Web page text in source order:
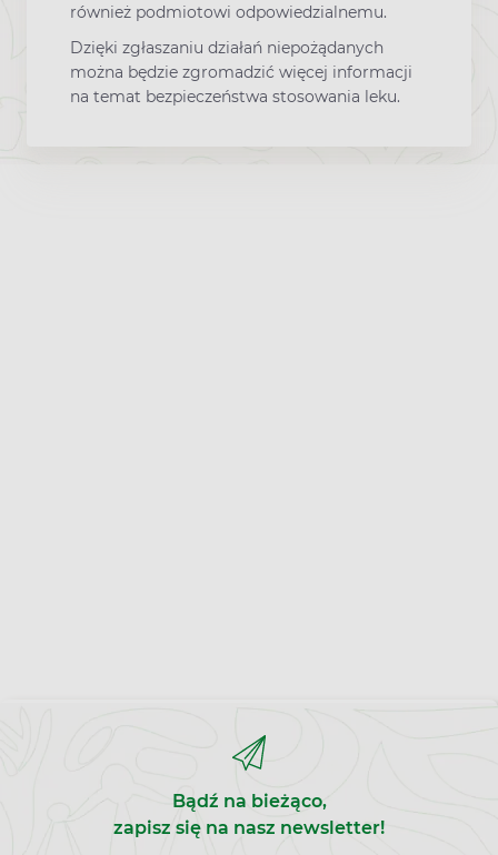
również podmiotowi odpowiedzialnemu.
Dzięki zgłaszaniu działań niepożądanych
można będzie zgromadzić więcej informacji
na temat bezpieczeństwa stosowania leku.
Bądź na bieżąco,
zapisz się na nasz newsletter!